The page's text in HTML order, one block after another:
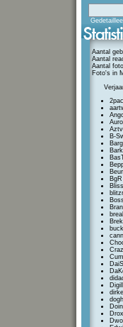
Aantal
Aantal
Aantal
Foto's in
2pac
B-
BgR